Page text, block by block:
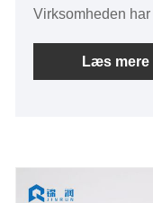
Virksomheden
på skiftende
pålidelighed.
den foretrukne
Læs mere